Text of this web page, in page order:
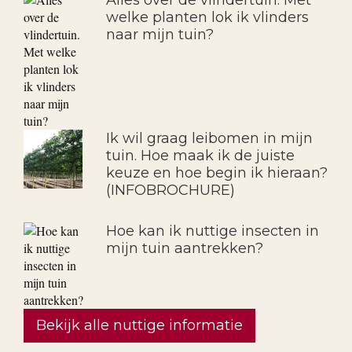
welke planten lok ik vlinders
naar mijn tuin?
Ik wil graag leibomen in mijn
tuin. Hoe maak ik de juiste
keuze en hoe begin ik hieraan?
(INFOBROCHURE)
Hoe kan ik nuttige insecten in
mijn tuin aantrekken?
Bekijk alle nuttige informatie